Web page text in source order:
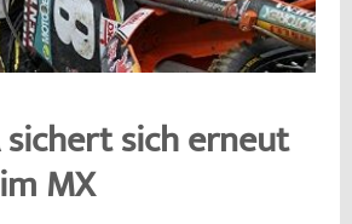
sichert sich erneut
MX